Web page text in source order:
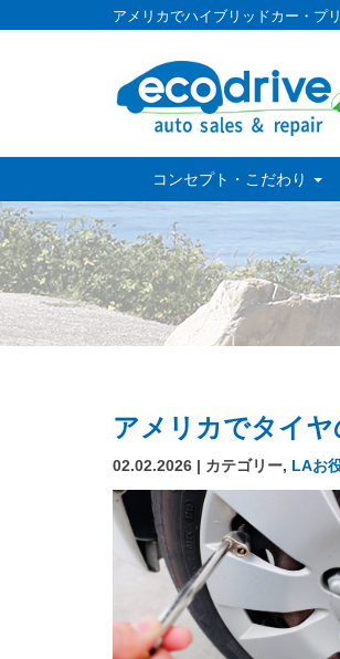
アメリカでハイブリッドカー・プ
コンセプト・こだわり
アメリカでタイ
02.02.2026 | カテゴリー, LAお